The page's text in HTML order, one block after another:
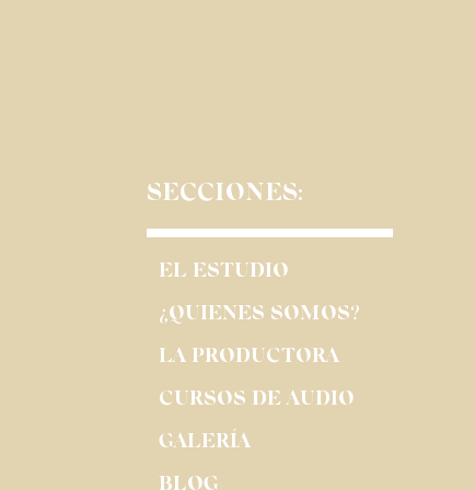
SECCIONES:
EL ESTUDIO
¿QUIENES SOMOS?
LA PRODUCTORA
CURSOS DE AUDIO
GALERÍA
BLOG